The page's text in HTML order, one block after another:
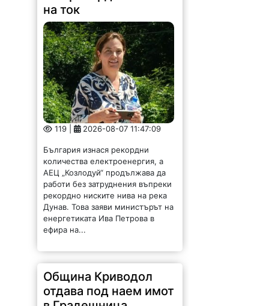
на ток
119 | 2026-08-07 11:47:09
България изнася рекордни
количества електроенергия, а
АЕЦ „Козлодуй“ продължава да
работи без затруднения въпреки
рекордно ниските нива на река
Дунав. Това заяви министърът на
енергетиката Ива Петрова в
ефира на...
Община Криводол
отдава под наем имот